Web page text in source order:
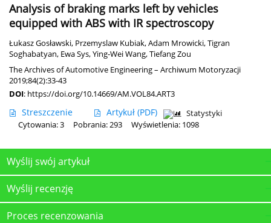
Analysis of braking marks left by vehicles
equipped with ABS with IR spectroscopy
Łukasz Gosławski, Przemyslaw Kubiak,Adam Mrowicki,Tigran
Soghabatyan, Ewa Sys,Ying-Wei Wang,Tiefang Zou
The Archives of Automotive Engineering – Archiwum Motoryzacji
2019;84(2):33-43
DOI: https://doi.org/10.14669/AM.VOL84.ART3
Streszczenie Artykuł (PDF)
Statystyki
Cytowania: 3
Pobrania: 293 Wyświetlenia: 1098
Wyślij swój artykuł
Wyślij recenzję
Proces recenzowania